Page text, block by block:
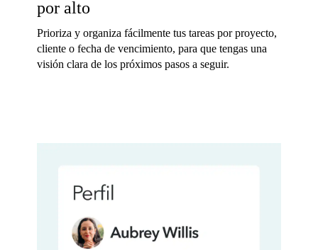
por alto
Prioriza y organiza fácilmente tus tareas por proyecto,
cliente o fecha de vencimiento, para que tengas una
visión clara de los próximos pasos a seguir.